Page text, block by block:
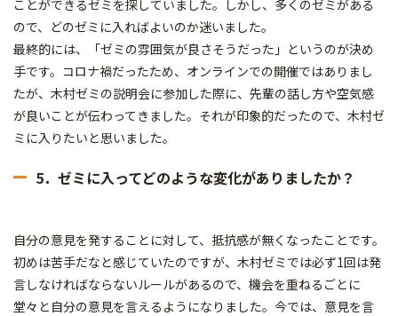
ことができるゼミを探していました。しかし、多くのゼミがある
ので、どのゼミに入ればよいのか迷いました。
最終的には、「ゼミの雰囲気が良さそうだった」というのが決め
手です。コロナ禍だったため、オンラインでの開催ではありまし
たが、木村ゼミの説明会に参加した際に、先輩の話し方や空気感
が良いことが伝わってきました。それが印象的だったので、木村ゼ
ミに入りたいと思いました。
5．ゼミに入ってどのような変化がありましたか？
自分の意見を発することに対して、抵抗感が無くなったことです。
初めは苦手だなと感じていたのですが、木村ゼミでは必ず1回は発
言しなければならないルールがあるので、機会を重ねるごとに
堂々と自分の意見を言えるようになりました。今では、意見を言